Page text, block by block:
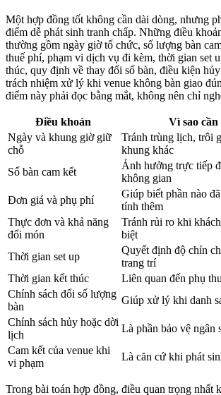
Một hợp đồng tốt không cần dài dòng, nhưng
điểm dễ phát sinh tranh chấp. Những điều
thường gồm ngày giờ tổ chức, số lượng bàn
thuế phí, phạm vi dịch vụ đi kèm, thời gian set
thúc, quy định về thay đổi số bàn, điều kiện
trách nhiệm xử lý khi venue không bàn giao
điểm này phải đọc bằng mắt, không nên chỉ
Điều khoản
Vì sao
Ngày và khung giờ giữ
chỗ
Tránh trùng lịch, trôi
khung khác
Số bàn cam kết
Ảnh hưởng trực tiếp
không gian
Đơn giá và phụ phí
Giúp biết phần nào
tính thêm
Thực đơn và khả năng
đổi món
Tránh rủi ro khi
biệt
Thời gian set up
Quyết định độ chỉn
trang trí
Thời gian kết thúc
Liên quan đến phụ
Chính sách đổi số lượng
bàn
Giúp xử lý khi danh
Chính sách hủy hoặc dời
lịch
Là phần bảo vệ ngân
Cam kết của venue khi
vi phạm
Là căn cứ khi phát
Trong bài toán hợp đồng, điều quan trọng nhất